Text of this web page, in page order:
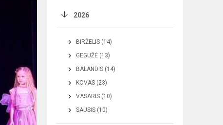
2026
BIRŽELIS (14)
GEGUŽĖ (13)
BALANDIS (14)
KOVAS (23)
VASARIS (10)
SAUSIS (10)